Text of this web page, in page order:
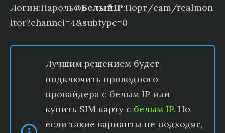
Логин:Пароль@БелыйIP:Порт/cam/realmon
itor?channel=4&subtype=0
Лучшим решением будет
подключить проводного
провайдера с белым IP или
купить SIM карту с белым IP. Но
если такие варианты не подходят,